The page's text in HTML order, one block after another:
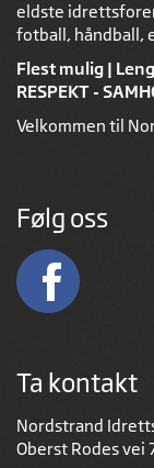
eldste
fotball, håndball,
Flest mulig |
RESPEKT -
Velkommen til
Følg oss
Ta kontakt
Nordstrand
Oberst Rodes vei